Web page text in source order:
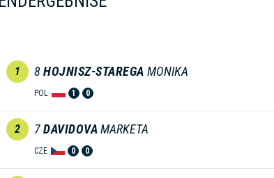
1 8HOJNISZ-STAREGA MONIKA
POL 1 0
2 7DAVIDOVAMARKETA
CZE 0 0